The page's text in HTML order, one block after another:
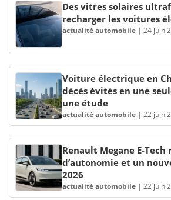
Des vitres solaires
recharger les voitures
actualité automobile | 24 juin
Voiture électrique en
décès évités en une
une étude
actualité automobile | 22 juin
Renault Megane E-Tech
d’autonomie et un
2026
actualité automobile | 22 juin